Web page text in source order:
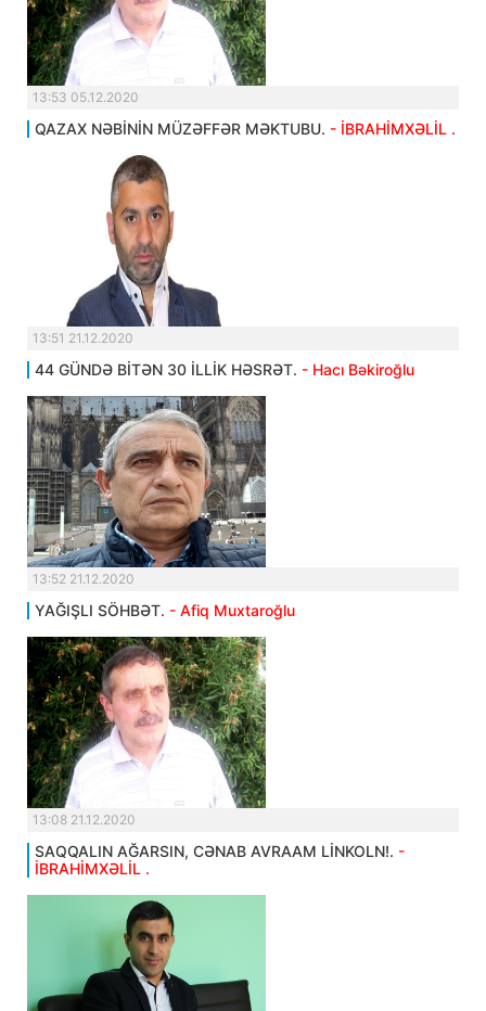
13:53 05.12.2020
QAZAX NƏBİNİN MÜZƏFFƏR MƏKTUBU. - İBRAHİMXƏLİL .
13:51 21.12.2020
44 GÜNDƏ BİTƏN 30 İLLİK HƏSRƏT. - Hacı Bəkiroğlu
13:52 21.12.2020
YAĞIŞLI SÖHBƏT. - Afiq Muxtaroğlu
13:08 21.12.2020
SAQQALIN AĞARSIN, CƏNAB AVRAAM LİNKOLN!. -
İBRAHİMXƏLİL .